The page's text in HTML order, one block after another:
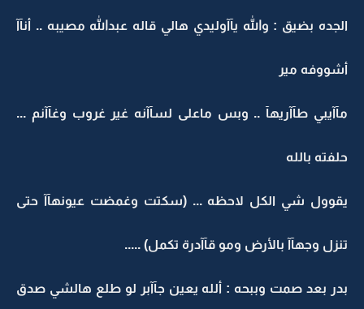
الجده بضيق : والله يآآوليدي هالي قاله عبدالله مصيبه .. أنآآ
أشووفه مير
مآآيبي طآآريهآ .. وبس ماعلى لسآآنه غير غروب وغآآنم ...
حلفته بالله
يقوول شي الكل لاحظه ... (سكتت وغمضت عيونهآآ حتى
تنزل وجهآآ بالأرض ومو قآآدرة تكمل) .....
بدر بعد صمت وببحه : ألله يعين جآآبر لو طلع هالشي صدق